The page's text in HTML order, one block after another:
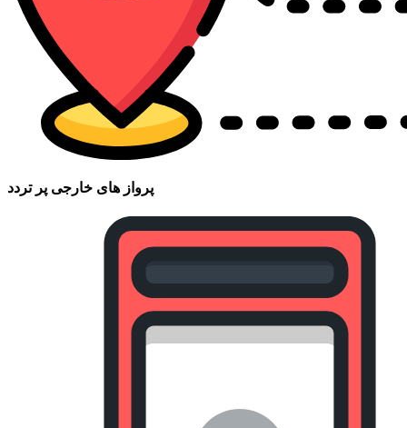
پرواز های خارجی پر تردد